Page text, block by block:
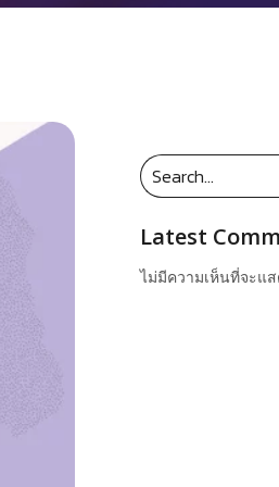
Latest
ไม่มีความเห็นที่จะแส